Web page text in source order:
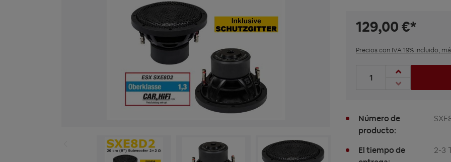
129,00 €*
Precios con IVA 19% incluido,
Cantidad de productos:
Número de
producto:
El tiempo de
2-3